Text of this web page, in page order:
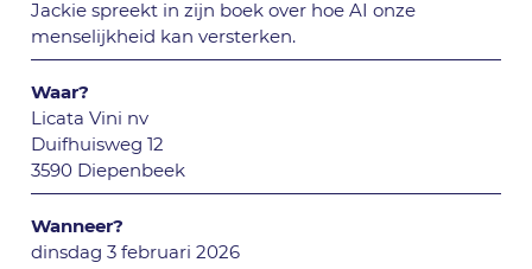
Jackie spreekt in zijn boek over hoe AI onze
menselijkheid kan versterken.
Waar?
Licata Vini nv
Duifhuisweg 12
3590 Diepenbeek
Wanneer?
dinsdag 3 februari 2026